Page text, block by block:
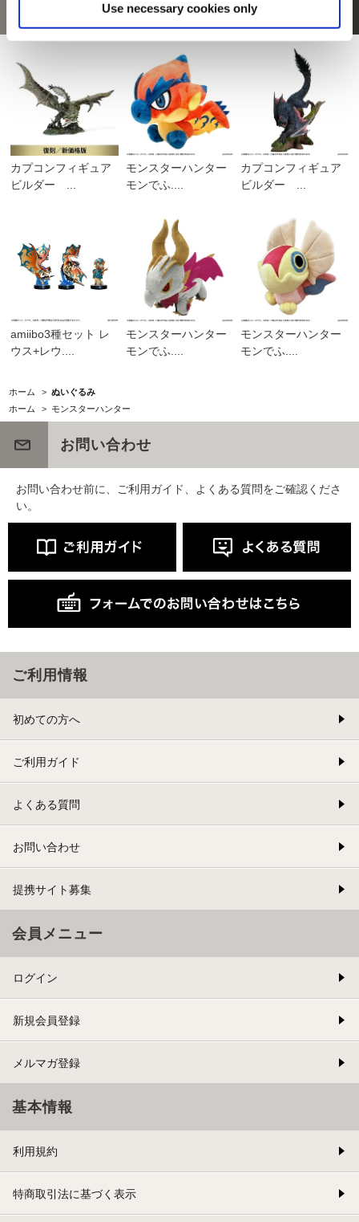
Use necessary cookies only
おすすめ商品
カプコンフィギュア
ビルダー ...
モンスターハンター
モンでふ....
カプコンフィギュア
ビルダー ...
amiibo3種セット レ
ウス+レウ....
モンスターハンター
モンでふ....
モンスターハンター
モンでふ....
ホーム > ぬいぐるみ
ホーム
> モンスターハンター
お問い合わせ
お問い合わせ前に、ご利用ガイド、よくある質問をご確認くださ
い。
ご利用情報
初めての方へ
ご利用ガイド
よくある質問
お問い合わせ
提携サイト募集
会員メニュー
ログイン
新規会員登録
メルマガ登録
基本情報
利用規約
特商取引法に基づく表示